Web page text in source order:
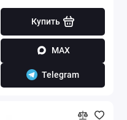
Купить
MAX
Telegram